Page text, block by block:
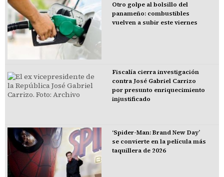
Otro golpe al bolsillo del
panameño: combustibles
vuelven a subir este viernes
Fiscalía cierra investigación
contra José Gabriel Carrizo
por presunto enriquecimiento
injustificado
‘Spider-Man: Brand New Day’
se convierte en la película más
taquillera de 2026